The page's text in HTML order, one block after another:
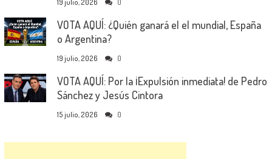
19 julio, 2026 0
VOTA AQUÍ: ¿Quién ganará el el mundial, España
o Argentina?
19 julio, 2026 0
VOTA AQUÍ: Por la ¡Expulsión inmediata! de Pedro
Sánchez y Jesús Cintora
15 julio, 2026 0